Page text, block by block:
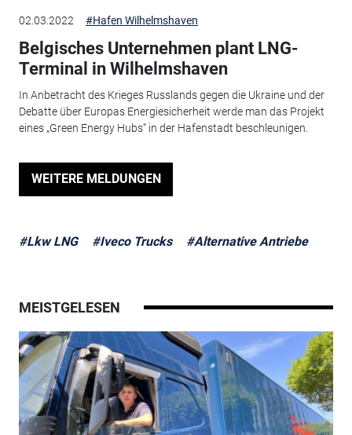
02.03.2022 #Hafen Wilhelmshaven
Belgisches Unternehmen plant LNG-
Terminal in Wilhelmshaven
In Anbetracht des Krieges Russlands gegen die Ukraine und der
Debatte über Europas Energiesicherheit werde man das Projekt
eines „Green Energy Hubs“ in der Hafenstadt beschleunigen.
WEITERE MELDUNGEN
#Lkw LNG #Iveco Trucks #Alternative Antriebe
MEISTGELESEN